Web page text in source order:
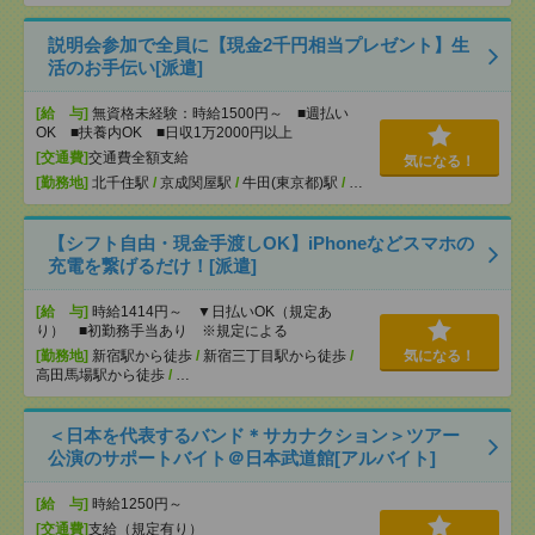
説明会参加で全員に【現金2千円相当プレゼント】生
活のお手伝い[派遣]
[給 与] 無資格未経験：時給1500円～ ■週払い
OK ■扶養内OK ■日収1万2000円以上
[交通費]交通費全額支給
[勤務地] 北千住駅 / 京成関屋駅 / 牛田(東京都)駅 / …
気になる！
【シフト自由・現金手渡しOK】iPhoneなどスマホの
充電を繋げるだけ！[派遣]
[給 与] 時給1414円～ ▼日払いOK（規定あ
り） ■初勤務手当あり ※規定による
[勤務地] 新宿駅から徒歩 / 新宿三丁目駅から徒歩 /
高田馬場駅から徒歩 / …
気になる！
＜日本を代表するバンド＊サカナクション＞ツアー
公演のサポートバイト＠日本武道館[アルバイト]
[給 与] 時給1250円～
[交通費]支給（規定有り）